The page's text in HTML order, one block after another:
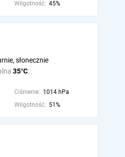
Wilgotność: 45%
35°C
słonecznie
Ciśnienie: 1014 hPa
Wilgotność: 51%